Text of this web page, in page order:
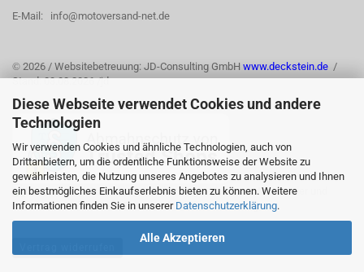
Diese Webseite verwendet Cookies und andere
Technologien
Wir verwenden Cookies und ähnliche Technologien, auch von
Drittanbietern, um die ordentliche Funktionsweise der Website zu
gewährleisten, die Nutzung unseres Angebotes zu analysieren und Ihnen
ein bestmögliches Einkaufserlebnis bieten zu können. Weitere
Informationen finden Sie in unserer Datenschutzerklärung.
Alle Akzeptieren
E-Mail: info@motoversand-net.de
© 2026 / Websitebetreuung: JD-Consulting GmbH www.deckstein.de /
Stand: 03.08.2026 /jd